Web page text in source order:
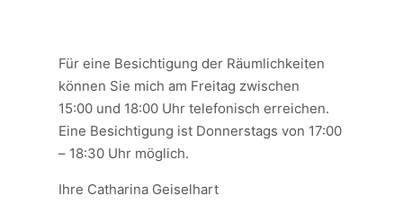
Für eine Besichtigung der Räumlichkeiten
können Sie mich am Freitag zwischen
15:00 und 18:00 Uhr telefonisch erreichen.
Eine Besichtigung ist Donnerstags von 17:00
– 18:30 Uhr möglich.
Ihre Catharina Geiselhart